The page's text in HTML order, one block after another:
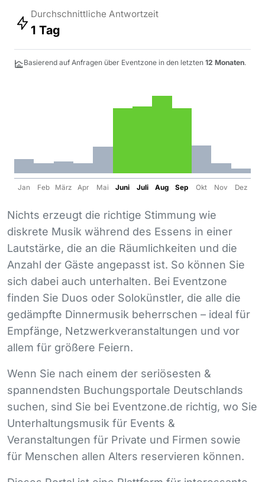
Durchschnittliche Antwortzeit
1 Tag
Basierend auf Anfragen über Eventzone in den letzten 12 Monaten.
Jan Feb März Apr Mai Juni Juli Aug Sep Okt Nov Dez
Nichts erzeugt die richtige Stimmung wie
diskrete Musik während des Essens in einer
Lautstärke, die an die Räumlichkeiten und die
Anzahl der Gäste angepasst ist. So können Sie
sich dabei auch unterhalten. Bei Eventzone
finden Sie Duos oder Solokünstler, die alle die
gedämpfte Dinnermusik beherrschen – ideal für
Empfänge, Netzwerkveranstaltungen und vor
allem für größere Feiern.
Wenn Sie nach einem der seriösesten &
spannendsten Buchungsportale Deutschlands
suchen, sind Sie bei Eventzone.de richtig, wo Sie
Unterhaltungsmusik für Events &
Veranstaltungen für Private und Firmen sowie
für Menschen allen Alters reservieren können.